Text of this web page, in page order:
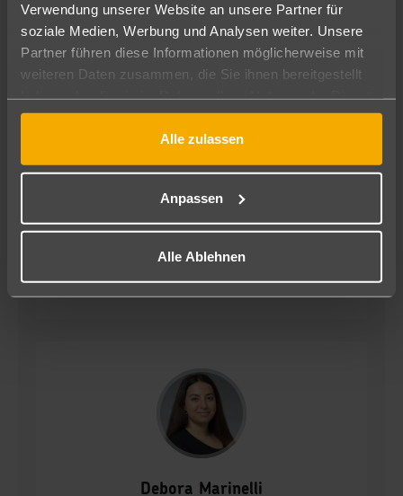
Verwendung unserer Website an unsere Partner für
soziale Medien, Werbung und Analysen weiter. Unsere
Partner führen diese Informationen möglicherweise mit
weiteren Daten zusammen, die Sie ihnen bereitgestellt
gesammelt haben.
Alle zulassen
Anpassen
Alle Ablehnen
Selin Yasa
Büroleitung
Esma Yasa
Reiseberaterin
Debora Marinelli